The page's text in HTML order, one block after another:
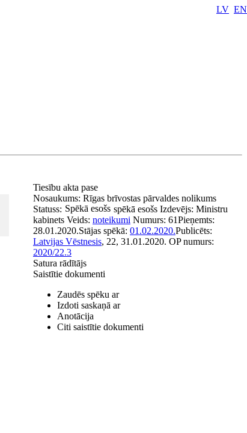
LV EN
Tiesību akta pase
Nosaukums: Rīgas brīvostas pārvaldes nolikums
Statuss: Spēkā esošs spēkā esošs Izdevējs: Ministru
kabinets Veids: noteikumi Numurs: 61Pieņemts:
28.01.2020.Stājas spēkā: 01.02.2020.Publicēts:
Latvijas Vēstnesis, 22, 31.01.2020. OP numurs:
2020/22.3
Satura rādītājs
Saistītie dokumenti
Zaudēs spēku ar
Izdoti saskaņā ar
Anotācija
Citi saistītie dokumenti